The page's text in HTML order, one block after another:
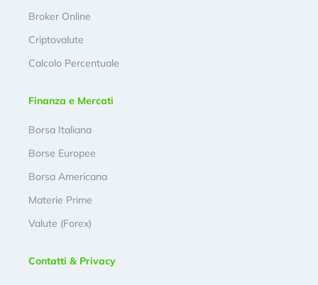
Broker Online
Criptovalute
Calcolo Percentuale
Finanza e Mercati
Borsa Italiana
Borse Europee
Borsa Americana
Materie Prime
Valute (Forex)
Contatti & Privacy